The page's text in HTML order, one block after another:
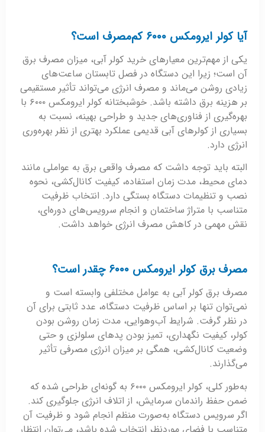
آیا کولر ایرومکس ۶۰۰۰ کم‌مصرف است؟
یکی از مهم‌ترین معیارهای خرید کولر آبی، میزان مصرف برق
آن است؛ زیرا این دستگاه در فصل تابستان ساعت‌های
زیادی روشن می‌ماند و مصرف انرژی می‌تواند تأثیر مستقیمی
بر هزینه برق داشته باشد. خوشبختانه کولر ایرومکس ۶۰۰۰ با
بهره‌گیری از فناوری‌های جدید و طراحی بهینه، نسبت به
بسیاری از کولرهای آبی قدیمی عملکرد بهتری از نظر بهره‌وری
انرژی دارد.
البته باید توجه داشت که مصرف واقعی برق به عواملی مانند
دمای محیط، مدت زمان استفاده، کیفیت کانال‌کشی، نحوه
نصب و تنظیمات دستگاه بستگی دارد. انتخاب ظرفیت
متناسب با متراژ ساختمان و انجام سرویس‌های دوره‌ای،
نقش مهمی در کاهش مصرف انرژی خواهد داشت.
مصرف برق کولر ایرومکس ۶۰۰۰ چقدر است؟
مصرف برق کولر آبی به عوامل مختلفی وابسته است و
نمی‌توان تنها بر اساس ظرفیت دستگاه، عدد ثابتی برای آن
در نظر گرفت. شرایط آب‌وهوایی، مدت زمان روشن بودن
کولر، کیفیت نگهداری، تمیز بودن پدهای سلولزی و حتی
وضعیت کانال‌کشی، همگی بر میزان انرژی مصرفی تأثیر
می‌گذارند.
به‌طور کلی، کولر ایرومکس ۶۰۰۰ به گونه‌ای طراحی شده که
ضمن حفظ راندمان سرمایش، از اتلاف انرژی جلوگیری کند.
اگر سرویس دستگاه به‌صورت منظم انجام شود و ظرفیت آن